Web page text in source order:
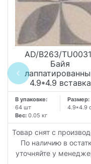
AD/B263/
Байя
4.9*4.9 вставка
В упаковке:
64 шт
Размер:
4.9*4.9
Вес: 0.05 кг
Товар снят с
По наличию в
уточняйте у